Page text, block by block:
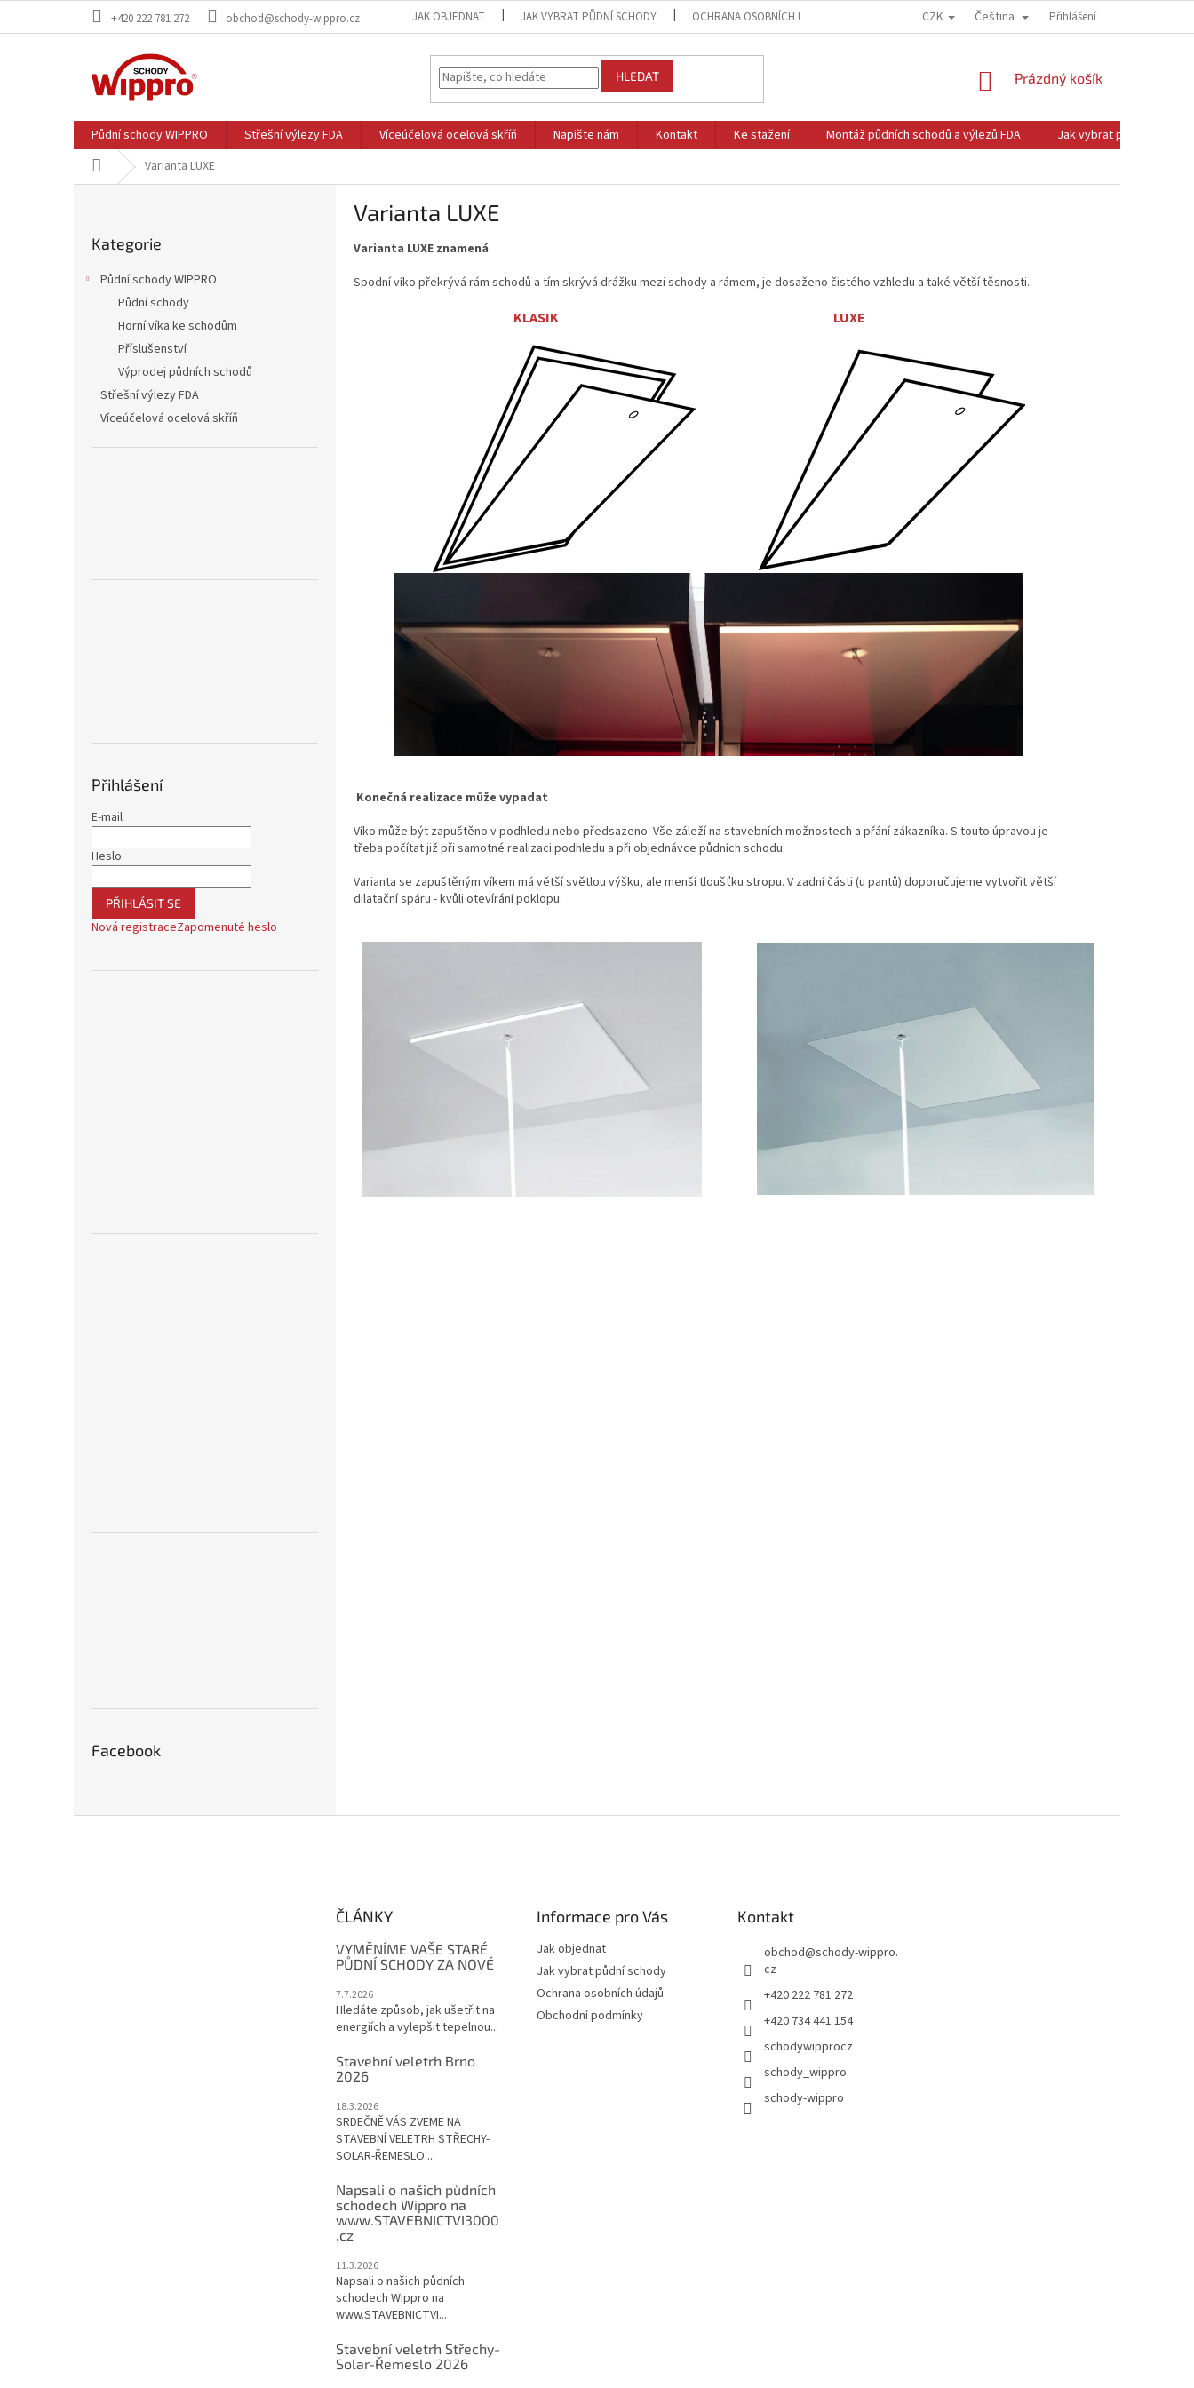
+420 222 781 272 obchod@schody-wippro.cz JAK OBJEDNAT JAK VYBRAT PŮDNÍ SCHODY OCHRANA OSOBNÍCH ÚDAJŮ OBCHODNÍ PODMÍNKY
CZK Čeština Přihlášení
HLEDAT
NÁKUPNÍ
Prázdný košík
Půdní schody WIPPRO Střešní výlezy FDA Víceúčelová ocelová skříň Napište nám Kontakt Ke stažení Montáž půdních schodů a výlezů FDA
Jak vybrat půdní schody
Domů Varianta LUXE
kategorie
Kategorie
Půdní schody WIPPRO
Půdní schody
Horní víka ke schodům
Příslušenství
Výprodej půdních schodů
Střešní výlezy FDA
Víceúčelová ocelová skříň
Přihlášení
E-mail
Heslo
PŘIHLÁSIT SE
Nová registraceZapomenuté heslo
Facebook
Varianta LUXE
Varianta LUXE znamená
Spodní víko překrývá rám schodů a tím skrývá drážku mezi schody a rámem, je dosaženo čistého vzhledu a také větší těsnosti.
KLASIK LUXE
Konečná realizace může vypadat
Víko může být zapuštěno v podhledu nebo předsazeno. Vše záleží na stavebních možnostech a přání zákazníka. S touto úpravou je
třeba počítat již při samotné realizaci podhledu a při objednávce půdních schodu.
Varianta se zapuštěným víkem má větší světlou výšku, ale menší tloušťku stropu. V zadní části (u pantů) doporučujeme vytvořit větší
dilatační spáru - kvůli otevírání poklopu.
ČLÁNKY
VYMĚNÍME VAŠE STARÉ
PŮDNÍ SCHODY ZA NOVÉ
7.7.2026
Hledáte způsob, jak ušetřit na
energiích a vylepšit tepelnou...
Stavební veletrh Brno
2026
18.3.2026
SRDEČNĚ VÁS ZVEME NA
STAVEBNÍ VELETRH STŘECHY-
SOLAR-ŘEMESLO ...
Napsali o našich půdních
schodech Wippro na
www.STAVEBNICTVI3000
.cz
11.3.2026
Napsali o našich půdních
schodech Wippro na
www.STAVEBNICTVI...
Stavební veletrh Střechy-
Solar-Řemeslo 2026
Informace pro Vás
Jak objednat
Jak vybrat půdní schody
Ochrana osobních údajů
Obchodní podmínky
Kontakt
obchod@schody-wippro.
cz
+420 222 781 272
+420 734 441 154
schodywipprocz
schody_wippro
schody-wippro